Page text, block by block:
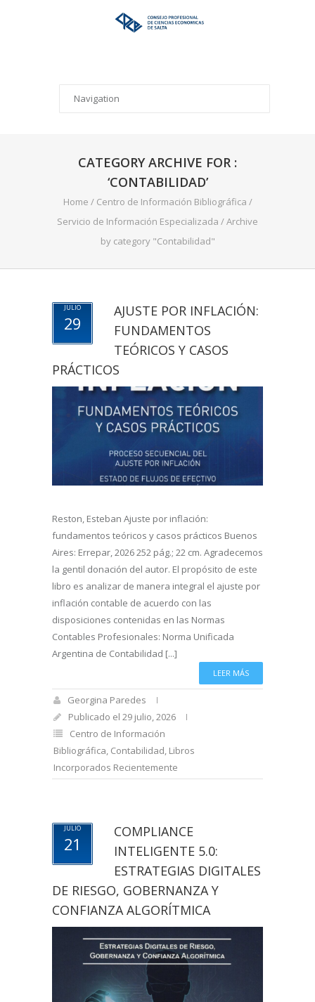
CATEGORY ARCHIVE FOR :
‘CONTABILIDAD’
Home / Centro de Información Bibliográfica /
Servicio de Información Especializada /Archive
by category "Contabilidad"
JULIO
29
AJUSTE POR INFLACIÓN:
FUNDAMENTOS
TEÓRICOS Y CASOS
PRÁCTICOS
Reston, Esteban Ajuste por inflación:
fundamentos teóricos y casos prácticos Buenos
Aires: Errepar, 2026 252 pág.; 22 cm. Agradecemos
la gentil donación del autor. El propósito de este
libro es analizar de manera integral el ajuste por
inflación contable de acuerdo con las
disposiciones contenidas en las Normas
Contables Profesionales: Norma Unificada
Argentina de Contabilidad [...]
LEER MÁS
Georgina Paredes
Publicado el 29 julio, 2026
Centro de Información
Bibliográfica Contabilidad Libros
Incorporados Recientemente
JULIO
21
COMPLIANCE
INTELIGENTE 5.0:
ESTRATEGIAS DIGITALES
DE RIESGO, GOBERNANZA Y
CONFIANZA ALGORÍTMICA